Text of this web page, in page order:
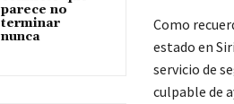
parece no
terminar
nunca
Como
estado en
servicio de
culpable de